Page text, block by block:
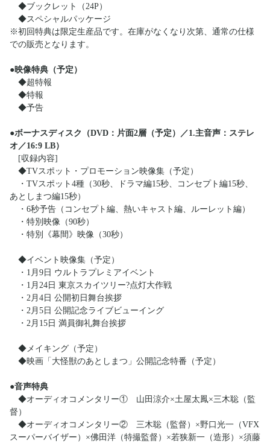
◆ブックレット（24P）
◆スペシャルパッケージ
※初回特典は限定生産品です。在庫がなくなり次第、通常の仕様
での販売となります。
●映像特典（予定）
◆超特報
◆特報
◆予告
●ボーナスディスク（DVD：片面2層（予定）／1.主音声：ステレ
オ／16:9 LB）
[収録内容]
◆TVスポット・プロモーション映像集（予定）
・TVスポット4種（30秒、ドラマ編15秒、コンセプト編15秒、
あとしまつ編15秒）
・6秒予告（コンセプト編、熱いキャスト編、ルーレット編）
・特別映像（90秒）
・特別《幕間》映像（30秒）
◆イベント映像集（予定）
・1月9日 ウルトラプレミアイベント
・1月24日 東京スカイツリー?点灯大作戦
・2月4日 公開初日舞台挨拶
・2月5日 公開記念ライブビューイング
・2月15日 満員御礼舞台挨拶
◆メイキング（予定）
◆映画「大怪獣のあとしまつ」公開記念特番（予定）
●音声特典
◆オーディオコメンタリー① 山田涼介×土屋太鳳×三木聡（監
督）
◆オーディオコメンタリー② 三木聡（監督）×野口光一（VFX
スーパーバイザー）×佛田洋（特撮監督）×若狭新一（造形）×須藤